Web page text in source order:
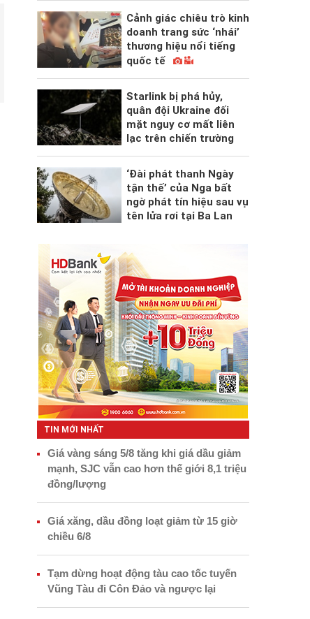
Cảnh giác chiêu trò kinh
doanh trang sức ‘nhái’
thương hiệu nổi tiếng
quốc tế
Starlink bị phá hủy,
quân đội Ukraine đối
mặt nguy cơ mất liên
lạc trên chiến trường
‘Đài phát thanh Ngày
tận thế’ của Nga bất
ngờ phát tín hiệu sau vụ
tên lửa rơi tại Ba Lan
TIN MỚI NHẤT
Giá vàng sáng 5/8 tăng khi giá dầu giảm
mạnh, SJC vẫn cao hơn thế giới 8,1 triệu
đồng/lượng
Giá xăng, dầu đồng loạt giảm từ 15 giờ
chiều 6/8
Tạm dừng hoạt động tàu cao tốc tuyến
Vũng Tàu đi Côn Đảo và ngược lại